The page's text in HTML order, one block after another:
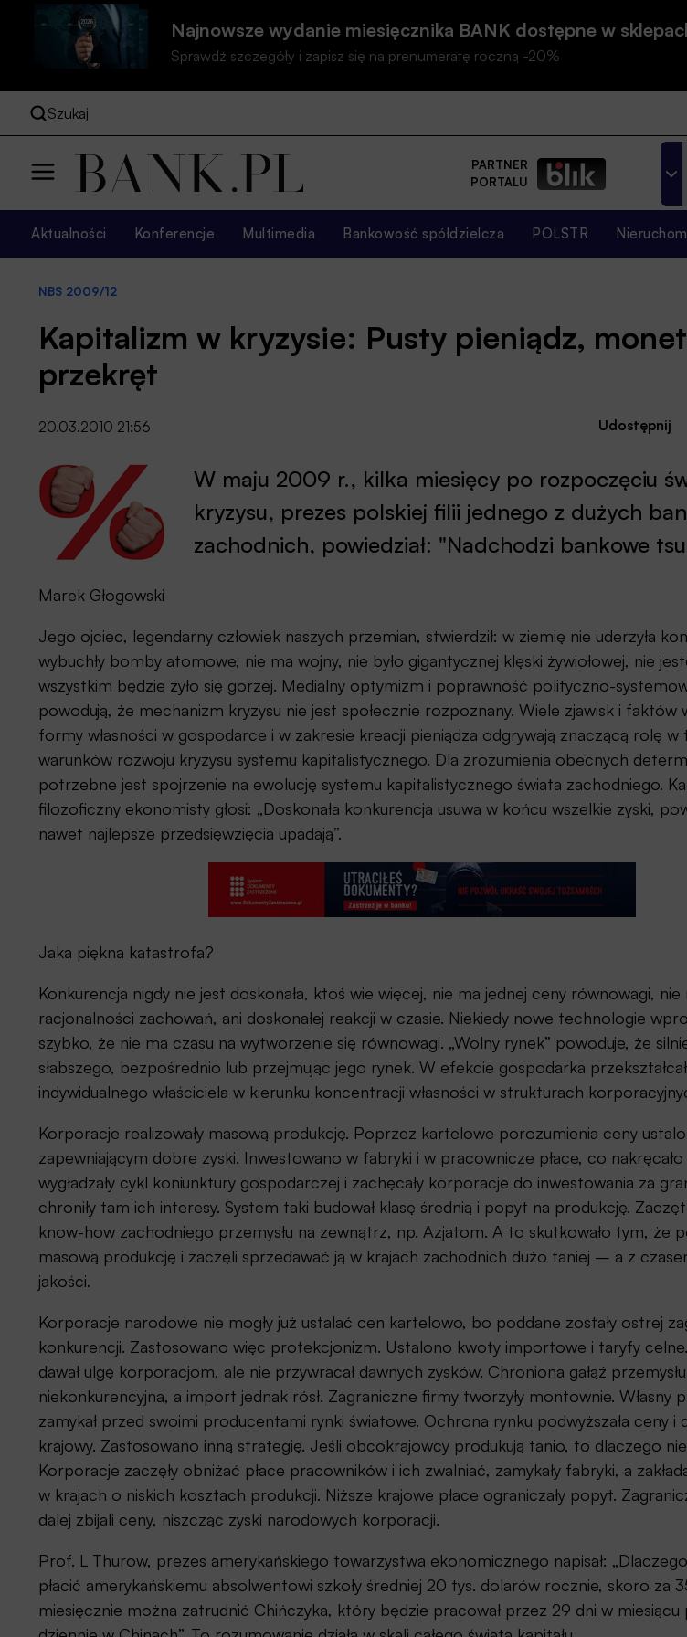
Najnowsze wydanie miesięcznika BANK dostępne w
Sprawdź szczegóły i zapisz się na prenumeratę roczną -20%
Szukaj
PARTNER
PORTALU
Aktualności Konferencje Multimedia Bankowość spółdzielcza POLSTR
NBS 2009/12
Kapitalizm w kryzysie: Pusty pieniądz,
przekręt
20.03.2010 21:56 Udostępnij
W maju 2009 r., kilka miesięcy po rozpoczęciu
kryzysu, prezes polskiej filii jednego z dużych
zachodnich, powiedział: "Nadchodzi bankowe
Marek Głogowski
Jego ojciec, legendarny człowiek naszych przemian, stwierdził: w ziemię nie uderzyła
wybuchły bomby atomowe, nie ma wojny, nie było gigantycznej klęski żywiołowej, nie
wszystkim będzie żyło się gorzej. Medialny optymizm i poprawność polityczno-
powodują, że mechanizm kryzysu nie jest społecznie rozpoznany. Wiele zjawisk i faktów
formy własności w gospodarce i w zakresie kreacji pieniądza odgrywają znaczącą rolę w
warunków rozwoju kryzysu systemu kapitalistycznego. Dla zrozumienia obecnych
potrzebne jest spojrzenie na ewolucję systemu kapitalistycznego świata zachodniego.
filozoficzny ekonomisty głosi: „Doskonała konkurencja usuwa w końcu wszelkie zyski,
nawet najlepsze przedsięwzięcia upadają”.
Jaka piękna katastrofa?
Konkurencja nigdy nie jest doskonała, ktoś wie więcej, nie ma jednej ceny równowagi, nie
racjonalności zachowań, ani doskonałej reakcji w czasie. Niekiedy nowe technologie
szybko, że nie ma czasu na wytworzenie się równowagi. „Wolny rynek” powoduje, że
słabszego, bezpośrednio lub przejmując jego rynek. W efekcie gospodarka
indywidualnego właściciela w kierunku koncentracji własności w strukturach
Korporacje realizowały masową produkcję. Poprzez kartelowe porozumienia ceny
zapewniającym dobre zyski. Inwestowano w fabryki i w pracownicze płace, co
wygładzały cykl koniunktury gospodarczej i zachęcały korporacje do inwestowania za
chroniły tam ich interesy. System taki budował klasę średnią i popyt na produkcję.
know-how zachodniego przemysłu na zewnątrz, np. Azjatom. A to skutkowało tym, że
masową produkcję i zaczęli sprzedawać ją w krajach zachodnich dużo taniej – a z
jakości.
Korporacje narodowe nie mogły już ustalać cen kartelowo, bo poddane zostały ostrej
konkurencji. Zastosowano więc protekcjonizm. Ustalono kwoty importowe i taryfy
dawał ulgę korporacjom, ale nie przywracał dawnych zysków. Chroniona gałąź przemysłu
niekonkurencyjna, a import jednak rósł. Zagraniczne firmy tworzyły montownie. Własny
zamykał przed swoimi producentami rynki światowe. Ochrona rynku podwyższała ceny i
krajowy. Zastosowano inną strategię. Jeśli obcokrajowcy produkują tanio, to dlaczego
Korporacje zaczęły obniżać płace pracowników i ich zwalniać, zamykały fabryki, a
w krajach o niskich kosztach produkcji. Niższe krajowe płace ograniczały popyt.
dalej zbijali ceny, niszcząc zyski narodowych korporacji.
Prof. L Thurow, prezes amerykańskiego towarzystwa ekonomicznego napisał:
płacić amerykańskiemu absolwentowi szkoły średniej 20 tys. dolarów rocznie, skoro za
miesięcznie można zatrudnić Chińczyka, który będzie pracował przez 29 dni w miesiącu